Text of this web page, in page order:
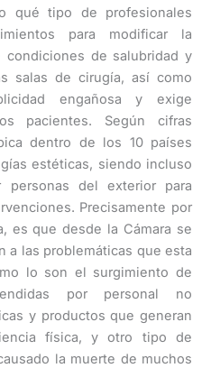
qué tipo de profesionales
para modificar la
condiciones de salubridad y
salas de cirugía, así como
engañosa y exige
pacientes. Según cifras
dentro de los 10 países
estéticas, siendo incluso
del exterior para
Precisamente por
es que desde la Cámara se
a las problemáticas que esta
lo son el surgimiento de
por personal no
y productos que generan
física, y otro tipo de
la muerte de muchos